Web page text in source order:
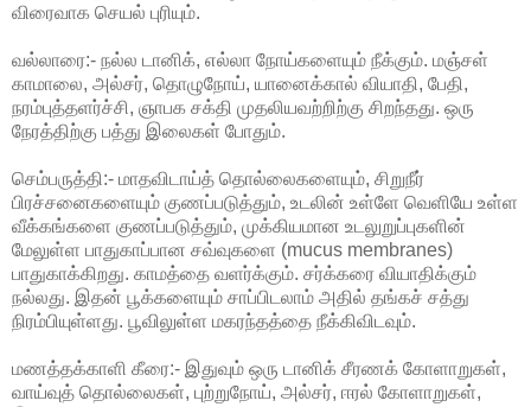
விரைவாக செயல் புரியும்.
வல்லாரை:- நல்ல டானிக், எல்லா நோய்களையும் நீக்கும். மஞ்சள்
காமாலை, அல்சர், தொழுநோய், யானைக்கால் வியாதி, பேதி,
நரம்புத்தளர்ச்சி, ஞாபக சக்தி முதலியவற்றிற்கு சிறந்தது. ஒரு
நேரத்திற்கு பத்து இலைகள் போதும்.
செம்பருத்தி:- மாதவிடாய்த் தொல்லைகளையும், சிறுநீர்
பிரச்சனைகளையும் குணப்படுத்தும், உடலின் உள்ளே வெளியே உள்ள
வீக்கங்களை குணப்படுத்தும், முக்கியமான உடலுறுப்புகளின்
மேலுள்ள பாதுகாப்பான சவ்வுகளை (mucus membranes)
பாதுகாக்கிறது. காமத்தை வளர்க்கும். சர்க்கரை வியாதிக்கும்
நல்லது. இதன் பூக்களையும் சாப்பிடலாம் அதில் தங்கச் சத்து
நிரம்பியுள்ளது. பூவிலுள்ள மகரந்தத்தை நீக்கிவிடவும்.
மணத்தக்காளி கீரை:- இதுவும் ஒரு டானிக் சீரணக் கோளாறுகள்,
வாய்வுத் தொல்லைகள், புற்றுநோய், அல்சர், ஈரல் கோளாறுகள்,